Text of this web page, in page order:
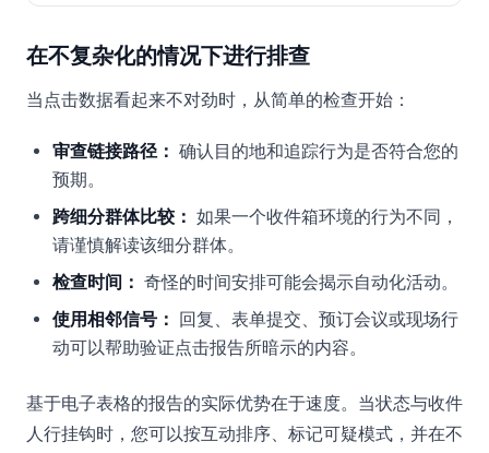
在不复杂化的情况下进行排查
当点击数据看起来不对劲时，从简单的检查开始：
审查链接路径： 确认目的地和追踪行为是否符合您的
预期。
跨细分群体比较： 如果一个收件箱环境的行为不同，
请谨慎解读该细分群体。
检查时间： 奇怪的时间安排可能会揭示自动化活动。
使用相邻信号： 回复、表单提交、预订会议或现场行
动可以帮助验证点击报告所暗示的内容。
基于电子表格的报告的实际优势在于速度。当状态与收件
人行挂钩时，您可以按互动排序、标记可疑模式，并在不